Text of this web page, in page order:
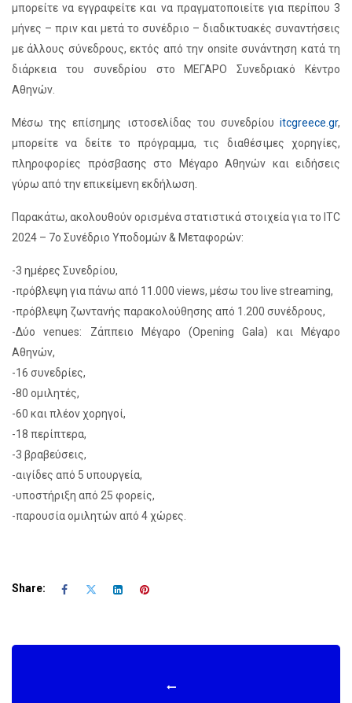
μπορείτε να εγγραφείτε και να πραγματοποιείτε για περίπου 3
μήνες – πριν και μετά το συνέδριο – διαδικτυακές συναντήσεις
με άλλους σύνεδρους, εκτός από την onsite συνάντηση κατά τη
διάρκεια του συνεδρίου στο ΜΕΓΑΡΟ Συνεδριακό Κέντρο
Αθηνών.
Μέσω της επίσημης ιστοσελίδας του συνεδρίου itcgreece.gr,
μπορείτε να δείτε το πρόγραμμα, τις διαθέσιμες χορηγίες,
πληροφορίες πρόσβασης στο Μέγαρο Αθηνών και ειδήσεις
γύρω από την επικείμενη εκδήλωση.
Παρακάτω, ακολουθούν ορισμένα στατιστικά στοιχεία για το ITC
2024 – 7o Συνέδριο Υποδομών & Μεταφορών:
-3 ημέρες Συνεδρίου,
-πρόβλεψη για πάνω από 11.000 views, μέσω του live streaming,
-πρόβλεψη ζωντανής παρακολούθησης από 1.200 συνέδρους,
-Δύο venues: Ζάππειο Μέγαρο (Opening Gala) και Μέγαρο
Αθηνών,
-16 συνεδρίες,
-80 ομιλητές,
-60 και πλέον χορηγοί,
-18 περίπτερα,
-3 βραβεύσεις,
-αιγίδες από 5 υπουργεία,
-υποστήριξη από 25 φορείς,
-παρουσία ομιλητών από 4 χώρες.
Share: